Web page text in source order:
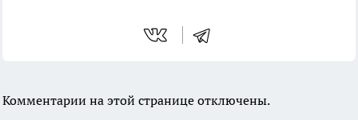
Комментарии на этой странице отключены.